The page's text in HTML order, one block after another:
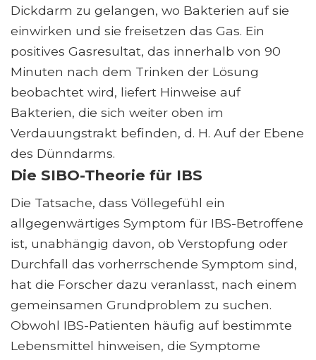
Dickdarm zu gelangen, wo Bakterien auf sie
einwirken und sie freisetzen das Gas. Ein
positives Gasresultat, das innerhalb von 90
Minuten nach dem Trinken der Lösung
beobachtet wird, liefert Hinweise auf
Bakterien, die sich weiter oben im
Verdauungstrakt befinden, d. H. Auf der Ebene
des Dünndarms.
Die SIBO-Theorie für IBS
Die Tatsache, dass Völlegefühl ein
allgegenwärtiges Symptom für IBS-Betroffene
ist, unabhängig davon, ob Verstopfung oder
Durchfall das vorherrschende Symptom sind,
hat die Forscher dazu veranlasst, nach einem
gemeinsamen Grundproblem zu suchen.
Obwohl IBS-Patienten häufig auf bestimmte
Lebensmittel hinweisen, die Symptome